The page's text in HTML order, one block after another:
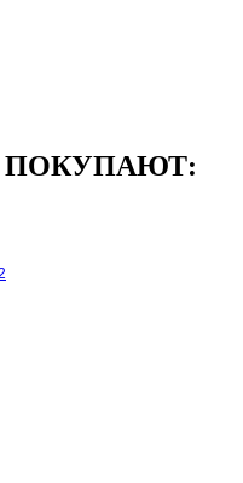
ПОКУПАЮТ: